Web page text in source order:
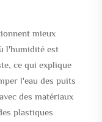
mieux
l'humidité est
ce qui explique
l'eau des puits
des matériaux
plastiques